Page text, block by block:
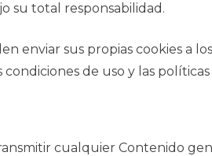
su total responsabilidad.
enviar sus propias cookies a
de uso y las
cualquier Contenido